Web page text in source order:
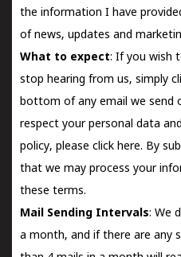
the information I have
of news, updates and
What to expect: If you wish
stop hearing from us, simply
bottom of any email we send
respect your personal data
policy, please click here. By
that we may process your
these terms.
Mail Sending Intervals: We
a month, and if there are any